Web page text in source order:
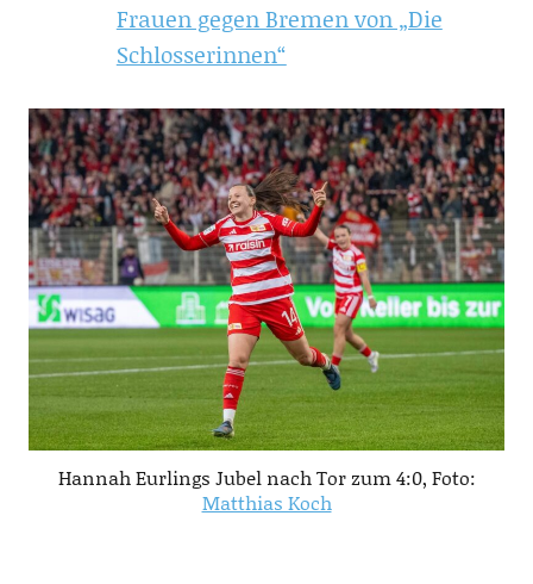
Frauen gegen Bremen von „Die
Schlosserinnen“
Hannah Eurlings Jubel nach Tor zum 4:0, Foto:
Matthias Koch